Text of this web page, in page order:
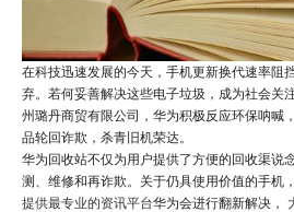
在科技迅速发展的今天，手机更新换代速率阻
弃。若何妥善解决这些电子垃圾，成为社会关
州璐丹商贸有限公司，华为积极反应环保呐喊
品轮回诈欺，杀青旧机荣达。
华为回收站不仅为用户提供了方便的回收渠说
测、维修和再诈欺。关于仍具使用价值的手机，
提供最专业的资讯平台华为会进行翻新解决，